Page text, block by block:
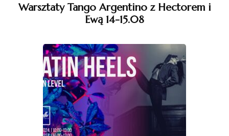
Warsztaty Tango Argentino z Hectorem i
Ewą 14-15.08